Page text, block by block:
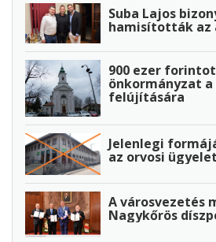
Suba Lajos
hamisították az
900 ezer
önkormányzat a
felújítására
Jelenlegi
az orvosi
A városvezetés
Nagykőrös